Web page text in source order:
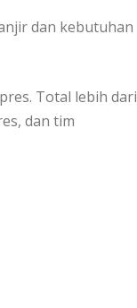
dan kebutuhan
Total lebih dari
dan tim